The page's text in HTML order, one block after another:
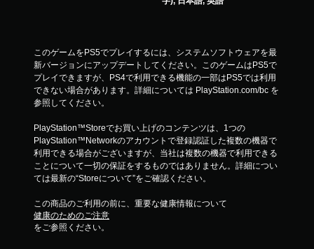
このゲームをPS5でプレイするには、システムソフトウェアを最
新バージョンにアップデートしてください。このゲームはPS5で
プレイできますが、PS4で利用できる機能の一部はPS5では利用
できない場合があります。詳細については PlayStation.com/bc を
参照してください。
PlayStation™Storeでお買い上げのコンテンツは、1つの
PlayStation™Networkのアカウントで登録認証した複数の機器で
利用できる場合がございますが、当社は複数の機器で利用できる
ことについて一切の保証をするものではありません。詳細につい
ては最新の“Storeについて”をご確認ください。
この商品のご利用の前に、重要な健康情報について
健康のためのご注意
をご参照ください。